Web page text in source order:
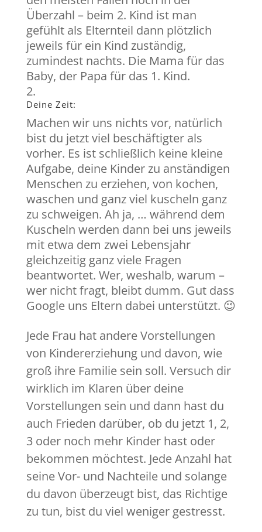
Überzahl – beim 2. Kind ist man
gefühlt als Elternteil dann plötzlich
jeweils für ein Kind zuständig,
zumindest nachts. Die Mama für das
Baby, der Papa für das 1. Kind.
Deine Zeit:
Machen wir uns nichts vor, natürlich
bist du jetzt viel beschäftigter als
vorher. Es ist schließlich keine kleine
Aufgabe, deine Kinder zu anständigen
Menschen zu erziehen, von kochen,
waschen und ganz viel kuscheln ganz
zu schweigen. Ah ja, … während dem
Kuscheln werden dann bei uns jeweils
mit etwa dem zwei Lebensjahr
gleichzeitig ganz viele Fragen
beantwortet. Wer, weshalb, warum –
wer nicht fragt, bleibt dumm. Gut dass
Google uns Eltern dabei unterstützt. 😉
Jede Frau hat andere Vorstellungen
von Kindererziehung und davon, wie
groß ihre Familie sein soll. Versuch dir
wirklich im Klaren über deine
Vorstellungen sein und dann hast du
auch Frieden darüber, ob du jetzt 1, 2,
3 oder noch mehr Kinder hast oder
bekommen möchtest. Jede Anzahl hat
seine Vor- und Nachteile und solange
du davon überzeugt bist, das Richtige
zu tun, bist du viel weniger gestresst.